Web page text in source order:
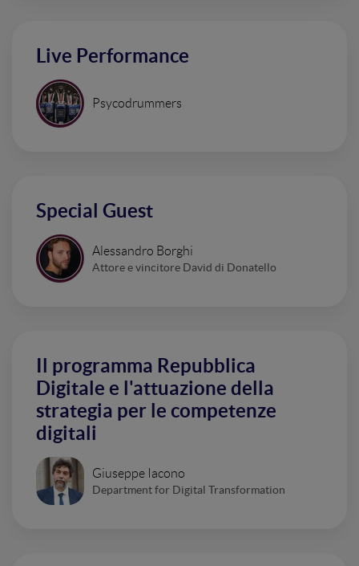
Live Performance
Psycodrummers
Special Guest
Alessandro Borghi
Attore e vincitore David di Donatello
Il programma Repubblica
Digitale e l'attuazione della
strategia per le competenze
digitali
Giuseppe Iacono
Department for Digital Transformation